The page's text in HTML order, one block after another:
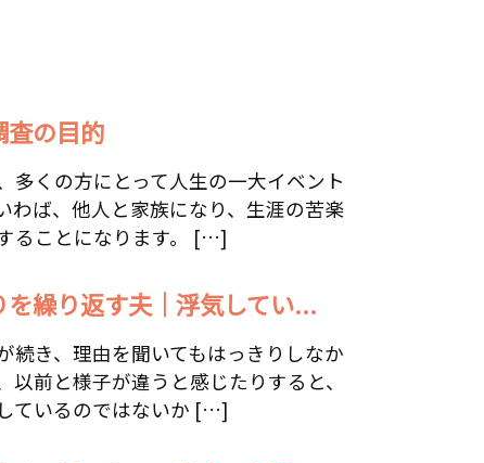
査の目的
多くの方にとって人生の一大イベント
わば、他人と家族になり、生涯の苦楽
ることになります。 […]
を繰り返す夫｜浮気してい...
続き、理由を聞いてもはっきりしなか
以前と様子が違うと感じたりすると、
ているのではないか […]